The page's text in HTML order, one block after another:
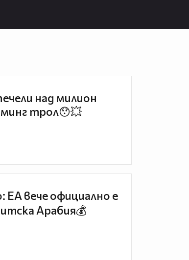
над милион
трол😯💥
EA вече официално е
Арабия💰